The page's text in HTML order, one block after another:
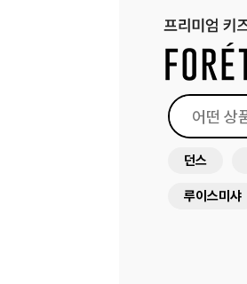
던스
루이스미샤